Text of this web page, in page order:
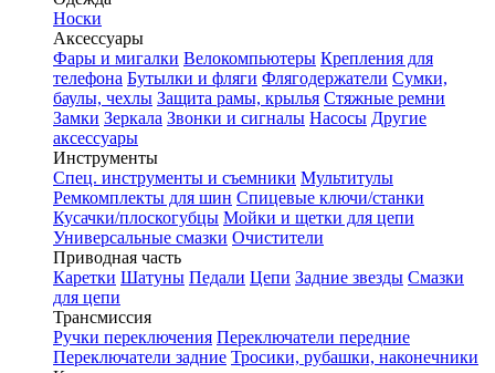
Носки
Аксессуары
Фары и мигалки Велокомпьютеры Крепления для
телефона Бутылки и фляги Флягодержатели Сумки,
баулы, чехлы Защита рамы, крылья Стяжные ремни
Замки Зеркала Звонки и сигналы Насосы Другие
аксессуары
Инструменты
Спец. инструменты и съемники Мультитулы
Ремкомплекты для шин Спицевые ключи/станки
Кусачки/плоскогубцы Мойки и щетки для цепи
Универсальные смазки Очистители
Приводная часть
Каретки Шатуны Педали Цепи Задние звезды Смазки
для цепи
Трансмиссия
Ручки переключения Переключатели передние
Переключатели задние Тросики, рубашки, наконечники